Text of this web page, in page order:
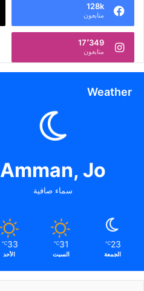
128k
متابعون
17٬349
متابعون
Weather
Amman, Jo
سماء صافية
23
℃
الجمعة
31
℃
السبت
33
℃
الأحد